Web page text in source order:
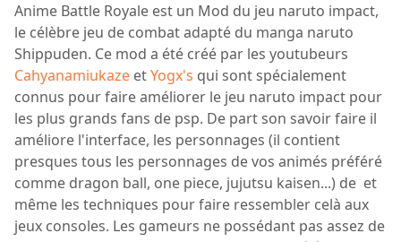
Anime Battle Royale est un Mod du jeu naruto impact,
le célèbre jeu de combat adapté du manga naruto
Shippuden. Ce mod a été créé par les youtubeurs
Cahyanamiukaze etYogx's qui sont spécialement
connus pour faire améliorer le jeu naruto impact pour
les plus grands fans de psp. De part son savoir faire il
améliore l'interface, les personnages (il contient
presques tous les personnages de vos animés préféré
comme dragon ball, one piece, jujutsu kaisen...) de et
même les techniques pour faire ressembler celà aux
jeux consoles. Les gameurs ne possédant pas assez de